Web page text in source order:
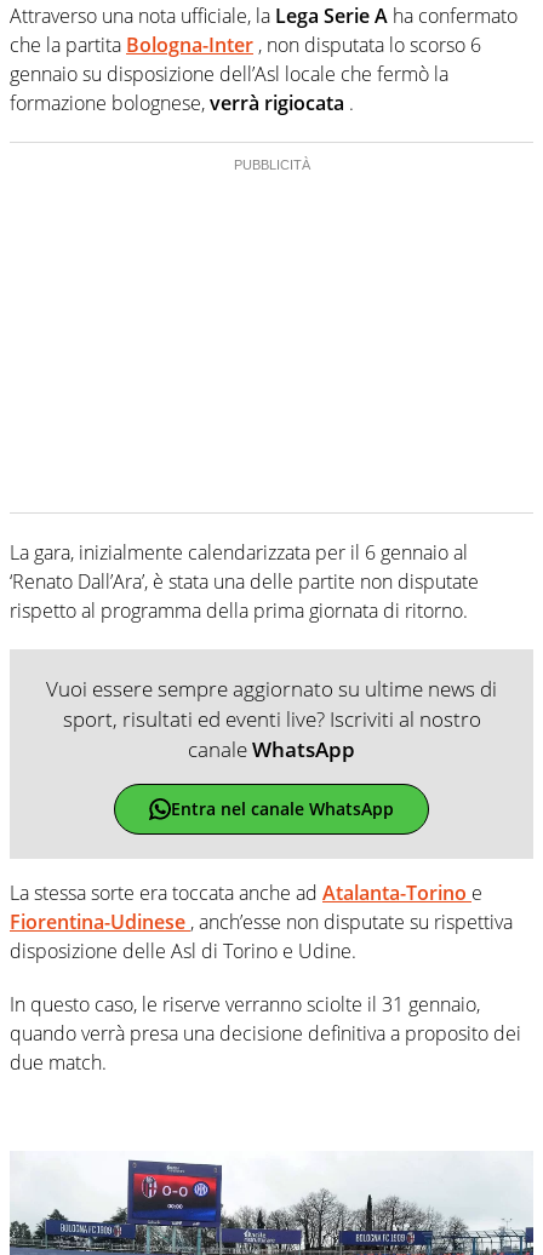
Attraverso una nota ufficiale, la Lega Serie A ha confermato
che la partita Bologna-Inter , non disputata lo scorso 6
gennaio su disposizione dell’Asl locale che fermò la
formazione bolognese,verrà rigiocata .
La gara, inizialmente calendarizzata per il 6 gennaio al
‘Renato Dall’Ara’, è stata una delle partite non disputate
rispetto al programma della prima giornata di ritorno.
Vuoi essere sempre aggiornato su ultime news di
sport, risultati ed eventi live? Iscriviti al nostro
canaleWhatsApp
Entra nel canale WhatsApp
La stessa sorte era toccata anche ad Atalanta-Torino e
Fiorentina-Udinese , anch’esse non disputate su rispettiva
disposizione delle Asl di Torino e Udine.
In questo caso, le riserve verranno sciolte il 31 gennaio,
quando verrà presa una decisione definitiva a proposito dei
due match.